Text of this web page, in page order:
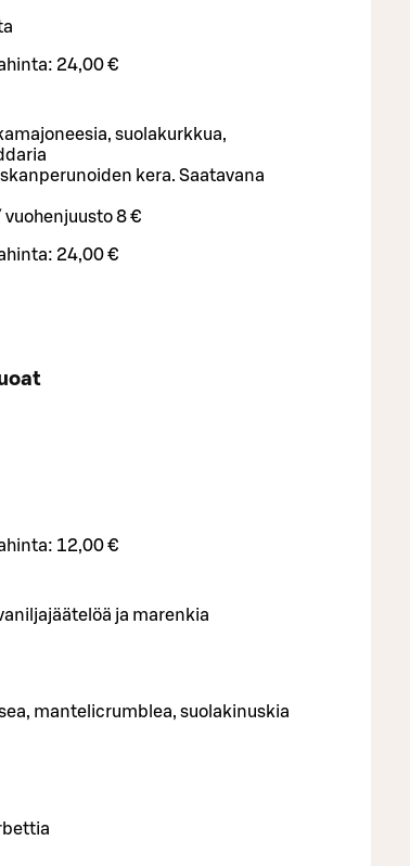
24,00 €
suolakurkkua,
kera. Saatavana
8 €
24,00 €
12,00 €
ja marenkia
mantelicrumblea, suolakinuskia